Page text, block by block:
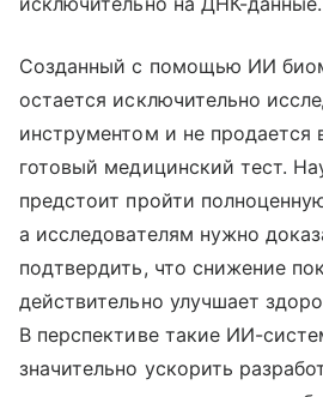
Созданный с помощью ИИ
остается исключительно
инструментом и не продается
готовый медицинский тест.
предстоит пройти
а исследователям нужно
подтвердить, что снижение
действительно улучшает
В перспективе такие ИИ-
значительно ускорить